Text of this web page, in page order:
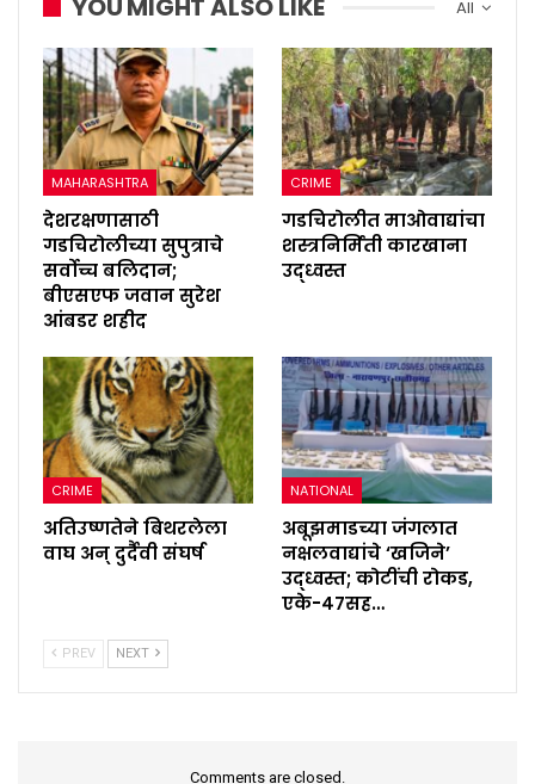
All
YOU MIGHT ALSO LIKE
MAHARASHTRA
देशरक्षणासाठी
गडचिरोलीच्या सुपुत्राचे
सर्वोच्च बलिदान;
बीएसएफ जवान सुरेश
आंबडर शहीद
CRIME
गडचिरोलीत माओवाद्यांचा
शस्त्रनिर्मिती कारखाना
उद्ध्वस्त
CRIME
अतिउष्णतेने बिथरलेला
वाघ अन् दुर्दैवी संघर्ष
NATIONAL
अबूझमाडच्या जंगलात
नक्षलवाद्यांचे ‘खजिने’
उद्ध्वस्त; कोटींची रोकड,
एके-४७सह…
PREV NEXT
Comments are closed.